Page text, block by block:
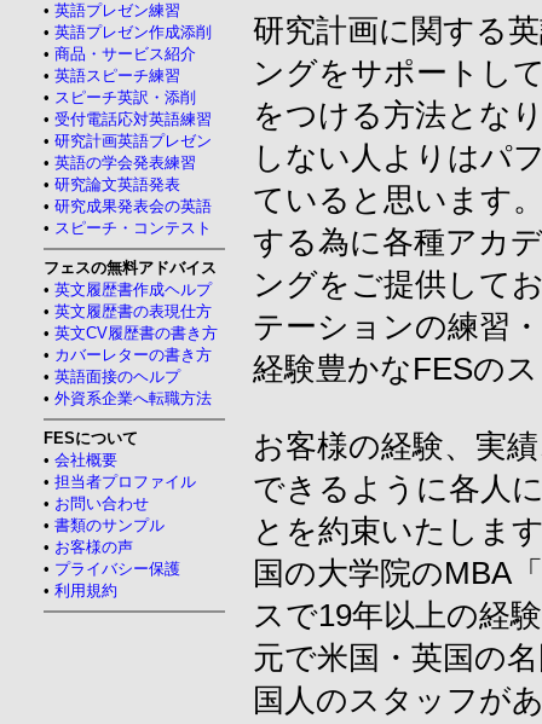
• 英語プレゼン練習
• 英語プレゼン作成添削
• 商品・サービス紹介
• 英語スピーチ練習
• スピーチ英訳・添削
• 受付電話応対英語練習
• 研究計画英語プレゼン
• 英語の学会発表練習
• 研究論文英語発表
• 研究成果発表会の英語
• スピーチ・コンテスト
フェスの無料アドバイス
• 英文履歴書作成ヘルプ
• 英文履歴書の表現仕方
• 英文CV履歴書の書き方
• カバーレターの書き方
• 英語面接のヘルプ
• 外資系企業へ転職方法
FESについて
• 会社概要
• 担当者プロファイル
• お問い合わせ
• 書類のサンプル
• お客様の声
• プライバシー保護
• 利用規約
研究計画に関する
ングをサポートし
をつける方法とな
しない人よりはパ
ていると思います
する為に各種アカ
ングをご提供して
テーションの練習
経験豊かなFESの
お客様の経験、実
できるように各人
とを約束いたしま
国の大学院のMBA
スで19年以上の経
元で米国・英国の
国人のスタッフが